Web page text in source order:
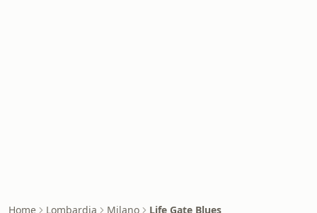
Home Lombardia Milano Life Gate Blues